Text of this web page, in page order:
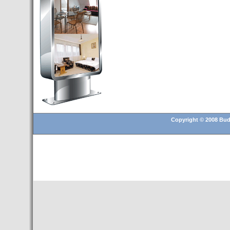
Budapest’.
- Hoteles en BUDAPEST:
Resultados octubre de 2016,
subida del 15% ocupación y
del 25,6% en el RevPar
- Nuevo Hotel en Budapest
bajo la marca Exe Hotusa
- Transfer Aeropuerto de
BUDAPEST
Copyright © 2008